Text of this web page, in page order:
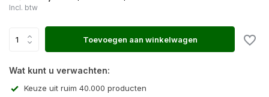
Incl. btw
Toevoegen aan winkelwagen
Wat kunt u verwachten:
Keuze uit ruim 40.000 producten